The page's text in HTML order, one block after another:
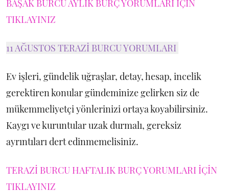
BAŞAK BURCU AYLIK BURÇ YORUMLARI İÇİN
TIKLAYINIZ
11 AĞUSTOS TERAZİ BURCU YORUMLARI
Ev işleri, gündelik uğraşlar, detay, hesap, incelik
gerektiren konular gündeminize gelirken siz de
mükemmeliyetçi yönlerinizi ortaya koyabilirsiniz.
Kaygı ve kuruntular uzak durmalı, gereksiz
ayrıntıları dert edinmemelisiniz.
TERAZİ BURCU HAFTALIK BURÇ YORUMLARI İÇİN
TIKLAYINIZ